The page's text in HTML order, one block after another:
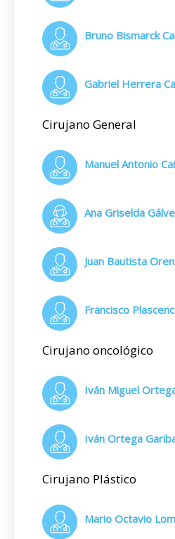
Bruno Bismarck
Gabriel Herrera
Cirujano General
Manuel Antonio
Ana Griselda
Juan Bautista
Francisco
Cirujano oncológico
Iván Miguel
Iván Ortega
Cirujano Plástico
Mario Octavio